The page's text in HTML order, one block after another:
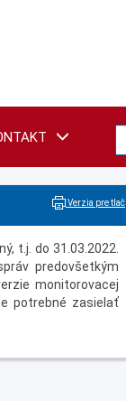
Verzia pre tlač
t.j. do 31.03.2022.
predovšetkým
monitorovacej
potrebné zasielať